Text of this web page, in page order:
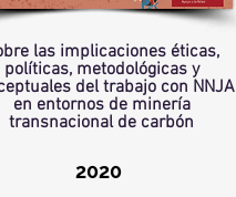
las implicaciones éticas,
políticas, metodológicas y
del trabajo con NNJA
en entornos de minería
transnacional de carbón
2020